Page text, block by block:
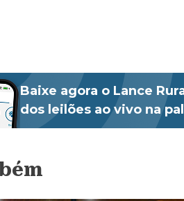
Baixe agora o Lance
dos leilões ao vivo na